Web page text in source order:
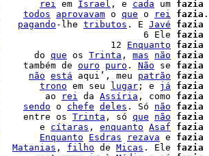
rei em Israel , e cada um fazia
todos aprovavam o que o rei fazia .
pagando -lhe tributos . E Javé
fazia
|                          6 Ele fazia
|                    12 Enquanto fazia
|      do que os Trinta , mas não
fazia
|    também de ouro puro . Não se fazia
não está aqui’, meu patrão fazia
trono em seu lugar ; e já
fazia
|        ao rei da Assíria , como fazia
sendo o chefe deles . Só não
fazia
|    entre os Trinta , só que não
fazia
|       e cítaras , enquanto Asaf
fazia
Enquanto Esdras rezava e fazia
Matanias , filho de Micas . Ele fazia